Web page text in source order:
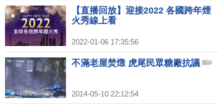
【直播回放】迎接2022 各國跨年煙
火秀線上看
2022-01-06 17:35:56
不滿老屋焚燬 虎尾民眾糖廠抗議
2014-05-10 22:12:54